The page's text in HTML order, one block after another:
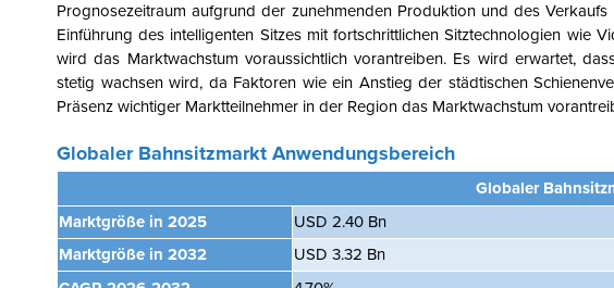
Prognosezeitraum aufgrund der zunehmenden Produktion und des
Einführung des intelligenten Sitzes mit fortschrittlichen Sitztechnologien wie
wird das Marktwachstum voraussichtlich vorantreiben. Es wird erwartet,
stetig wachsen wird, da Faktoren wie ein Anstieg der städtischen
Präsenz wichtiger Marktteilnehmer in der Region das Marktwachstum
Globaler Bahnsitzmarkt Anwendungsbereich
Globaler
Marktgröße in 2025
USD 2.40 Bn
Marktgröße in 2032
USD 3.32 Bn